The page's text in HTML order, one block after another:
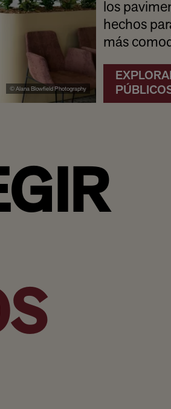
© Alana Blowfield Photography
los
hechos
más